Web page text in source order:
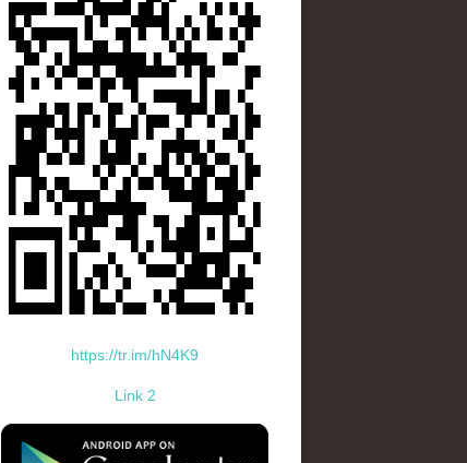
https://tr.im/hN4K9
Link 2
standard-icon-googleplay-app-store.png